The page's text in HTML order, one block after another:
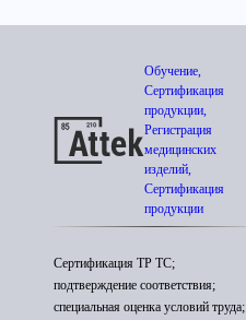
Обучение,
Сертификация
продукции,
Регистрация
медицинских
изделий,
Сертификация
продукции
Сертификация ТР ТС;
подтверждение соответствия;
специальная оценка условий труда;